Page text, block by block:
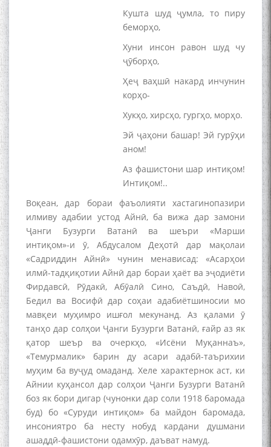
Кушта шуд ҷумла, то пиру
беморҳо,
Хуни инсон равон шуд чу
ҷӯборҳо,
Ҳеҷ ваҳшӣ накард инчунин
корҳо-
Хукҳо, хирсҳо, гургҳо, морҳо.
Эй ҷаҳони башар! Эй гурӯҳи
аном!
Аз фашистони шар интиқом!
Интиқом!..
Воқеан, дар бораи фаъолияти хастагинопазири
илмиву адабии устод Айнӣ, ба вижа дар замони
Ҷанги Бузурги Ватанӣ ва шеъри «Марши
интиқом»-и ӯ, Абдусалом Деҳотӣ дар мақолаи
«Садриддин Айнӣ» чунин менависад: «Асарҳои
илмӣ-тадқиқотии Айнӣ дар бораи ҳаёт ва эҷодиёти
Фирдавсӣ, Рӯдакӣ, Абӯалӣ Сино, Саъдӣ, Навоӣ,
Бедил ва Восифӣ дар соҳаи адабиётшиносии мо
мавқеи муҳимро ишғол мекунанд. Аз қалами ӯ
танҳо дар солҳои Ҷанги Бузурги Ватанӣ, ғайр аз як
қатор шеър ва очеркҳо, «Исёни Муқаннаъ»,
«Темурмалик» барин ду асари адабӣ-таърихии
муҳим ба вуҷуд омаданд. Хеле характернок аст, ки
Айнии куҳансол дар солҳои Ҷанги Бузурги Ватанӣ
боз як бори дигар (чунонки дар соли 1918 баромада
буд) бо «Суруди интиқом» ба майдон баромада,
инсониятро ба несту нобуд кардани душмани
ашаддӣ-фашистони одамхӯр, даъват намуд.